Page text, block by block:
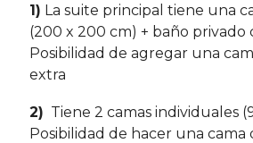
1) La suite principal tiene una
(200 x 200 cm) + baño privado
Posibilidad de agregar una
extra
2) Tiene 2 camas individuales
Posibilidad de hacer una